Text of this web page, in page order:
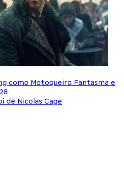
como Motoqueiro Fantasma e
de Nicolas Cage